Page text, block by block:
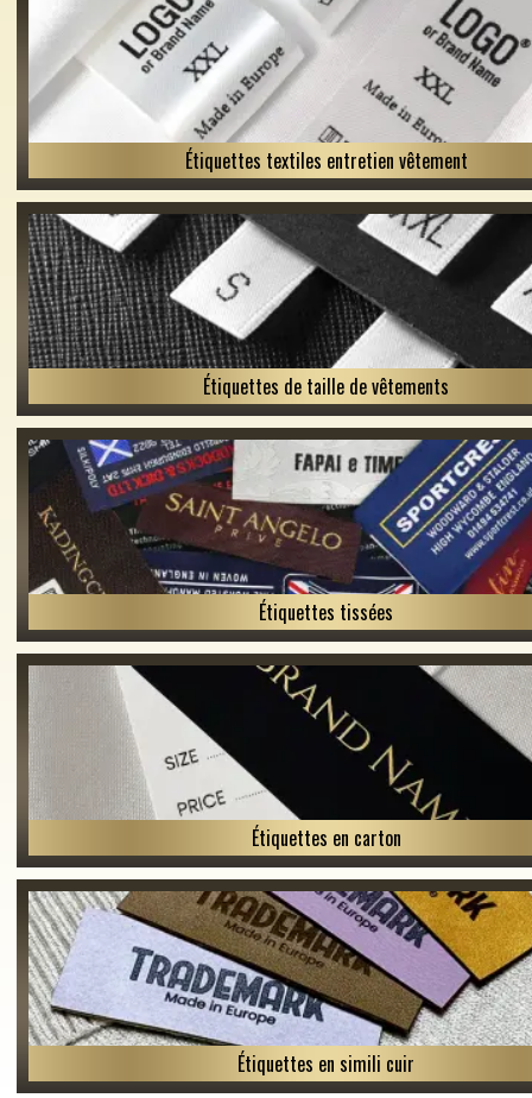
Étiquettes textiles entretien vêtement
Étiquettes de taille de vêtements
Étiquettes tissées
Étiquettes en carton
Étiquettes en simili cuir